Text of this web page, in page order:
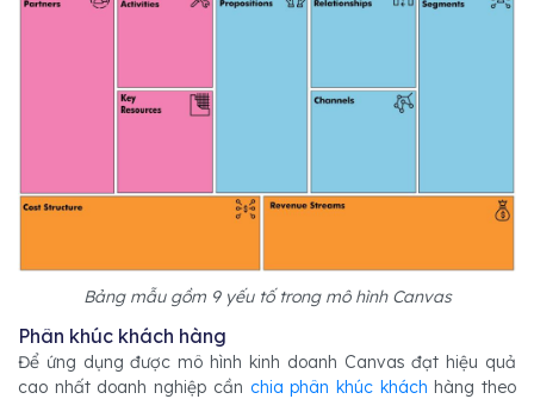
Bảng mẫu gồm 9 yếu tố trong mô hình Canvas
Phân khúc khách hàng
Để ứng dụng được mô hình kinh doanh Canvas đạt hiệu quả
cao nhất doanh nghiệp cần chia phân khúc khách hàng theo